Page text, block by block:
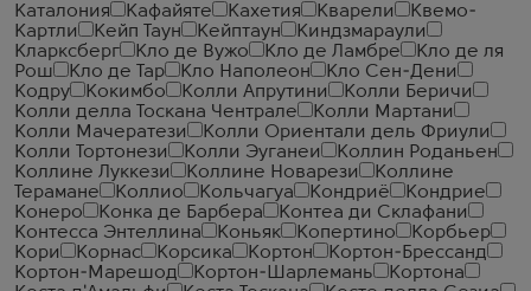
Каталония
Кафайяте Кахетия Кварели
Квемо-
Картли
Кейп Таун Кейптаун
Киндзмараули
Кларксберг
Кло де Вужо Кло де Ламбре
Кло де ля
Рош
Кло де Тар Кло Наполеон
Кло Сен-Дени
Кодру
Кокимбо Колли Апрутини
Колли Беричи
Колли делла Тоскана Чентрале
Колли Мартани
Колли Мачератези
Колли Ориентали дель Фриули
Колли Тортонези
Колли Эуганеи
Коллин Роданьен
Коллине Луккези
Коллине Новарези
Коллине
Терамане
Коллио Кольчагуа Кондриё
Кондрие
Конеро
Конка де Барбера
Контеа ди Склафани
Контесса Энтеллина
Коньяк Копертино
Корбьер
Кори
Корнас Корсика Кортон
Кортон-Брессанд
Кортон-Марешод
Кортон-Шарлемань
Кортона